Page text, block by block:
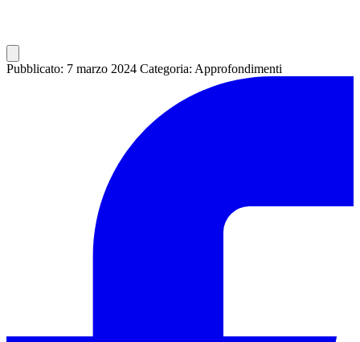
Pubblicato: 7 marzo 2024 Categoria: Approfondimenti